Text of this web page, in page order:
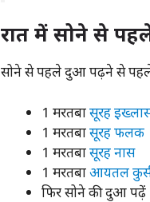
रात में सोने से
सोने से पहले दुआ पढ़ने से
1 मरतबासूरह
1 मरतबासूरह फलक
1 मरतबासूरह नास
1 मरतबाआयतल
फिर सोने की दुआ पढ़ें